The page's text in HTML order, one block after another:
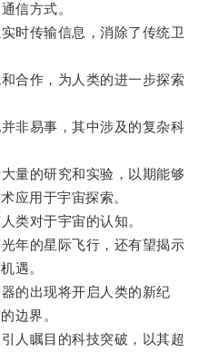
信方式。
传输信息，消除了传统卫
作，为人类的进一步探索
易事，其中涉及的复杂科
的研究和实验，以期能够
应用于宇宙探索。
对于宇宙的认知。
的星际飞行，还有望揭示
遇。
出现将开启人类的新纪
边界。
瞩目的科技突破，以其超